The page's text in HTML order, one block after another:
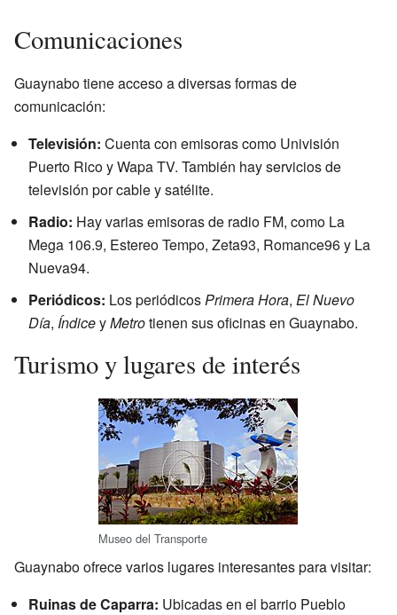
Comunicaciones
Guaynabo tiene acceso a diversas formas de
comunicación:
Televisión: Cuenta con emisoras como Univisión
Puerto Rico y Wapa TV. También hay servicios de
televisión por cable y satélite.
Radio: Hay varias emisoras de radio FM, como La
Mega 106.9, Estereo Tempo, Zeta93, Romance96 y La
Nueva94.
Periódicos: Los periódicosPrimera Hora, El Nuevo
Día, ÍndiceyMetrotienen sus oficinas en Guaynabo.
Turismo y lugares de interés
Museo del Transporte
Guaynabo ofrece varios lugares interesantes para visitar:
Ruinas de Caparra: Ubicadas en el barrio Pueblo